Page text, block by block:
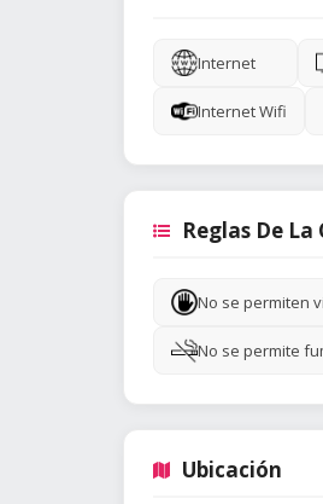
Internet
Internet Wifi
Reglas De La
No se permiten
No se permite
Ubicación